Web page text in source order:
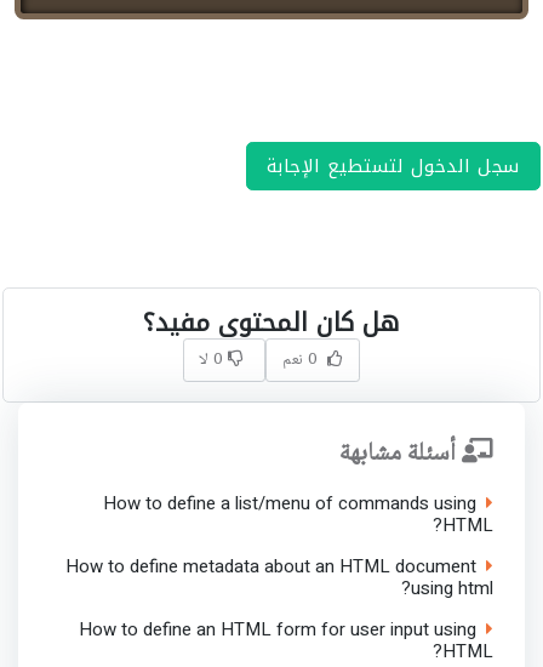
سجل الدخول لتستطيع الإجابة
هل كان المحتوى مفيد؟
0 نعم 0 لا
أسئلة مشابهة
How to define a list/menu of commands using
HTML?
How to define metadata about an HTML document
using html?
How to define an HTML form for user input using
HTML?